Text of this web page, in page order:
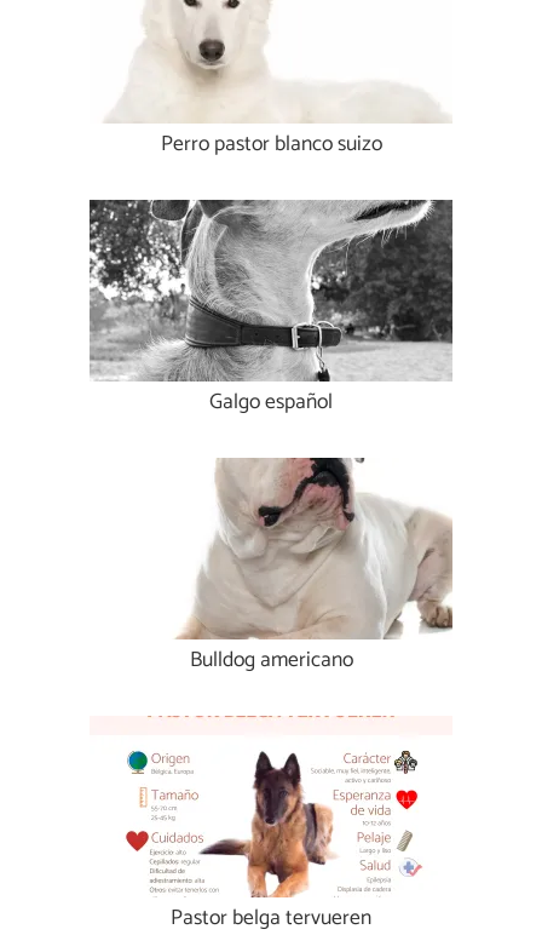
Perro pastor blanco suizo
Galgo español
Bulldog americano
Pastor belga tervueren